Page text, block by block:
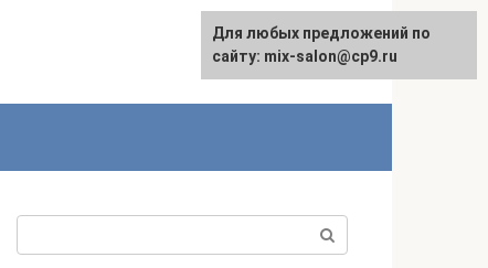
Для любых предложений по
сайту: mix-salon@cp9.ru